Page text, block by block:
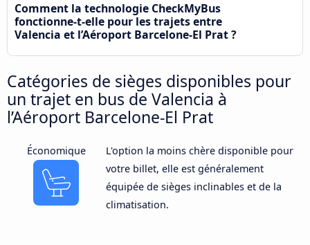
Comment la technologie CheckMyBus
fonctionne-t-elle pour les trajets entre
Valencia et l’Aéroport Barcelone-El Prat ?
Catégories de sièges disponibles pour
un trajet en bus de Valencia à
l’Aéroport Barcelone-El Prat
Économique
L'option la moins chère disponible pour
votre billet, elle est généralement
équipée de sièges inclinables et de la
climatisation.